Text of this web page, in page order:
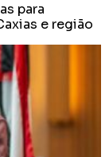
para
e região